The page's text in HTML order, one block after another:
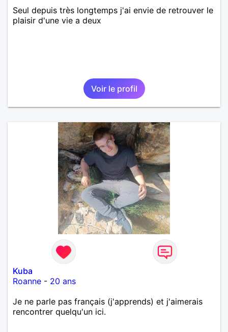
Seul depuis très longtemps j'ai envie de retrouver le
plaisir d'une vie a deux
Voir le profil
Kuba
Roanne - 20 ans
Je ne parle pas français (j'apprends) et j'aimerais
rencontrer quelqu'un ici.